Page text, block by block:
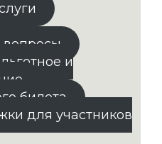
и
билета
для участников